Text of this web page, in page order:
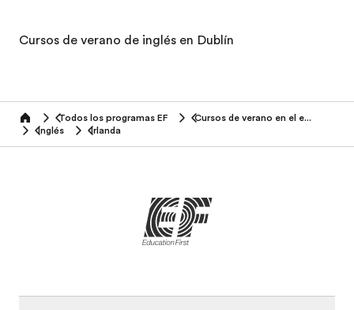
Cursos de verano de inglés en Dublín
home Todos los programas EF
Cursos de verano en el extranjero
Inglés
Irlanda